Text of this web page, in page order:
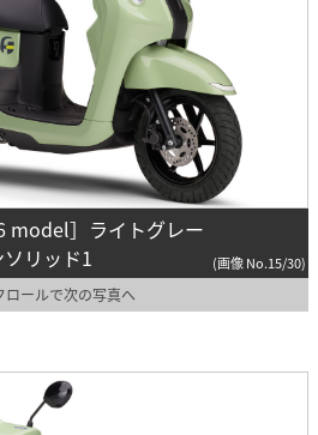
model］ライトグレー
リッド1
(画像 No.15/30)
ロールで次の写真へ